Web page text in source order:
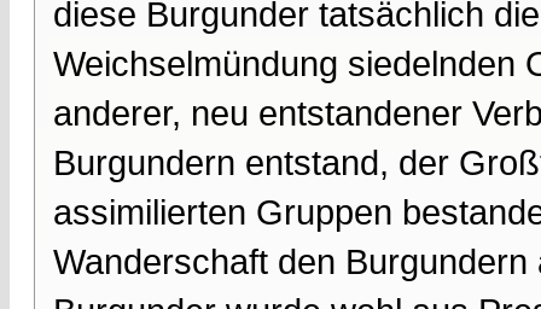
diese Burgunder tatsächlich
Weichselmündung siedelnden
anderer, neu entstandener
Burgundern entstand, der
assimilierten Gruppen
Wanderschaft den